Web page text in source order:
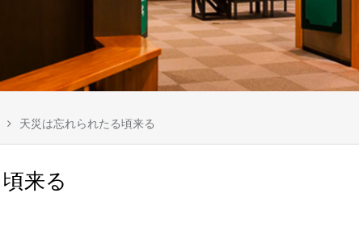
天災は忘れられたる頃来る
来る